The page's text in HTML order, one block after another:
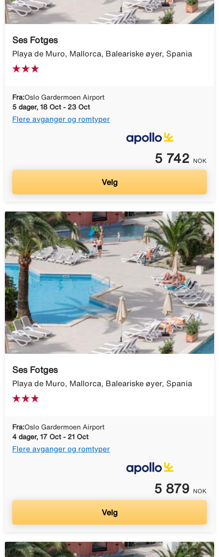
Ses Fotges
Playa de Muro, Mallorca, Baleariske øyer, Spania
Fra:Oslo Gardermoen Airport
5 dager, 18 Oct - 23 Oct
Flere avganger og romtyper
5 742 NOK
Velg
Ses Fotges
Playa de Muro, Mallorca, Baleariske øyer, Spania
Fra:Oslo Gardermoen Airport
4 dager, 17 Oct - 21 Oct
Flere avganger og romtyper
5 879 NOK
Velg